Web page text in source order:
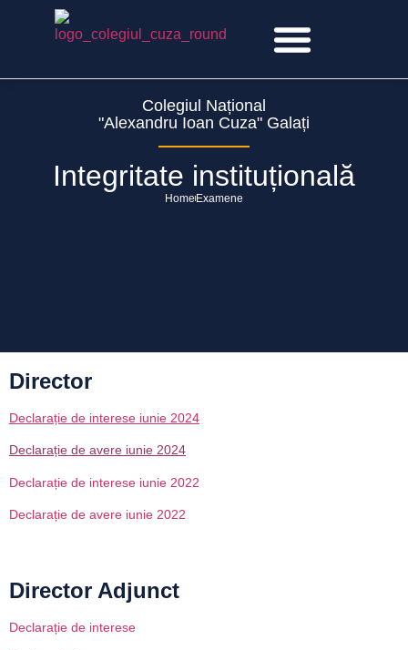
Colegiul Național
"Alexandru Ioan Cuza" Galați
Integritate instituțională
Home Examene
Director
Declarație de interese iunie 2024
Declarație de avere iunie 2024
Declarație de interese iunie 2022
Declarație de avere iunie 2022
Director Adjunct
Declarație de interese